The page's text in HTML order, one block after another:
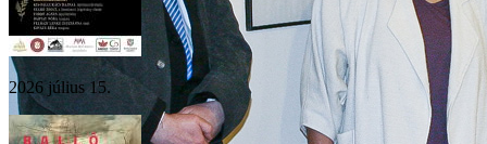
2026 július 15.